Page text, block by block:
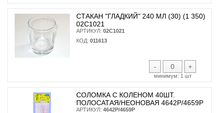
СТАКАН "ГЛАДКИЙ" 240 МЛ (30) (1 350)
02С1021
АРТИКУЛ: 02С1021
КОД: 011613
- +
минимум: 1 шт
СОЛОМКА С КОЛЕНОМ 40ШТ.
ПОЛОСАТАЯ/НЕОНОВАЯ 4642Р/4659Р
АРТИКУЛ: 4642Р/4659Р